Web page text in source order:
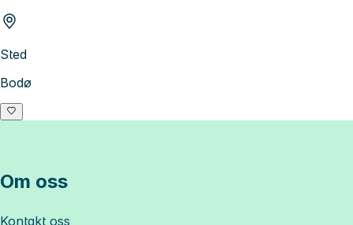
Sted
Bodø
Om oss
Kontakt oss